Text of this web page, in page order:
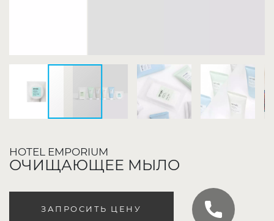
HOTEL EMPORIUM
ОЧИЩАЮЩЕЕ МЫЛО
ЗАПРОСИТЬ ЦЕНУ